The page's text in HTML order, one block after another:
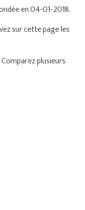
en 04-01-2018.
sur cette page les
Comparez plusieurs